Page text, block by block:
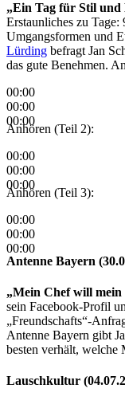
„Ein Tag für Stil und
Erstaunliches zu
Umgangsformen und
Lürding befragt Jan
das gute Benehmen.
00:00
00:00
00:00
Anhören (Teil 2):
00:00
00:00
00:00
Anhören (Teil 3):
00:00
00:00
00:00
Antenne Bayern
„Mein Chef will mein
sein Facebook-Profil
„Freundschafts“-
Antenne Bayern gibt
besten verhält, welche
Lauschkultur